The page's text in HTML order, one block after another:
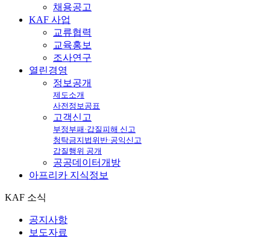
채용공고
KAF 사업
교류협력
교육홍보
조사연구
열린경영
정보공개
제도소개
사전정보공표
고객신고
부정부패·갑질피해 신고
청탁금지법위반·공익신고
갑질행위 공개
공공데이터개방
아프리카 지식정보
KAF 소식
공지사항
보도자료